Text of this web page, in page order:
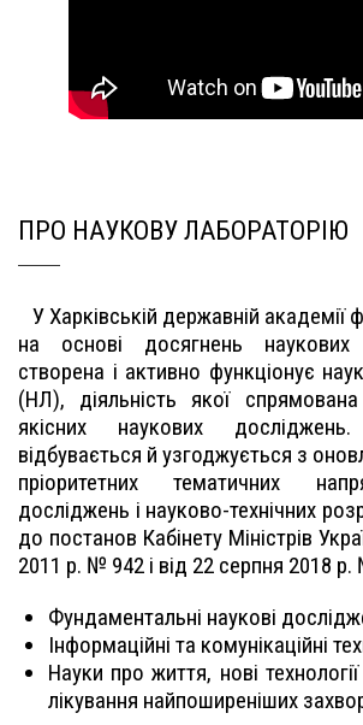
ПРО НАУКОВУ ЛАБОРАТОРІЮ
У Харківській державній академії
на основі досягнень наукових
створена і активно функціонує
(НЛ), діяльність якої
якісних наукових досліджень.
відбувається й узгоджується з
пріоритетних тематичних
досліджень і науково-технічних
до постанов Кабінету Міністрів
2011 р. № 942 і від 22 серпня 2018
Фундаментальні наукові
Інформаційні та комунікаційні
Науки про життя, нові
лікування найпоширеніших